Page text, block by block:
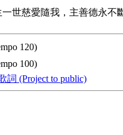
一世慈愛隨我，主善德永不
120)
100)
詞 (Project to public)